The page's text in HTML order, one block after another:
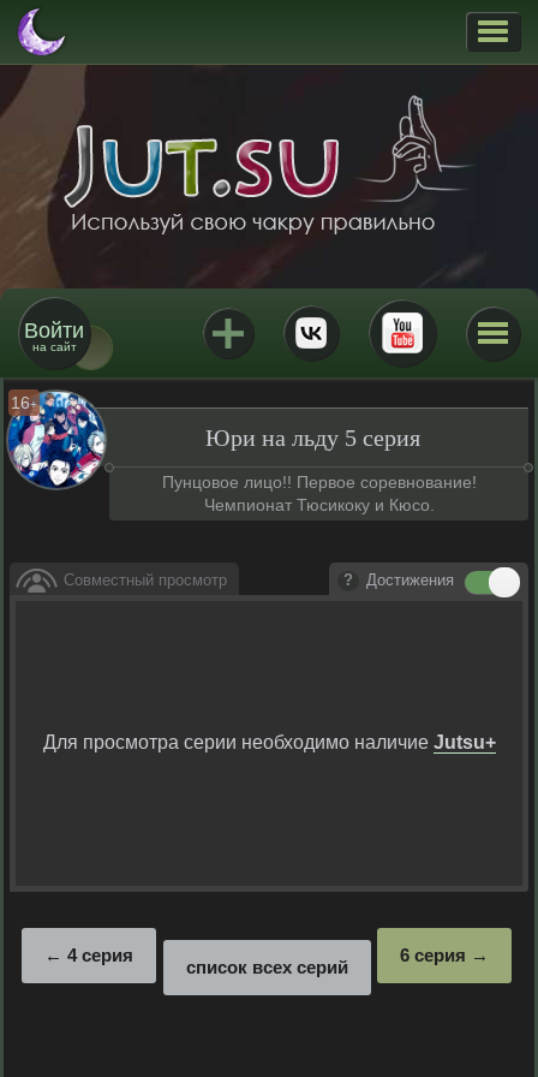
Войти
на сайт
16+
Юри на льду 5 серия
Пунцовое лицо!! Первое соревнование!
Чемпионат Тюсикоку и Кюсо.
Совместный просмотр Достижения
Для просмотра серии необходимо наличие Jutsu+
6 серия
4 серия
список всех серий